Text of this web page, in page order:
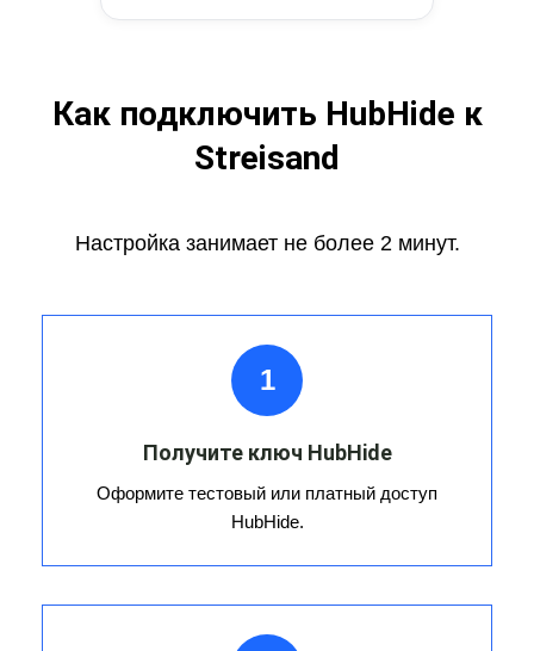
Как подключить HubHide к
Streisand
Настройка занимает не более 2 минут.
1
Получите ключ HubHide
Оформите тестовый или платный доступ
HubHide.